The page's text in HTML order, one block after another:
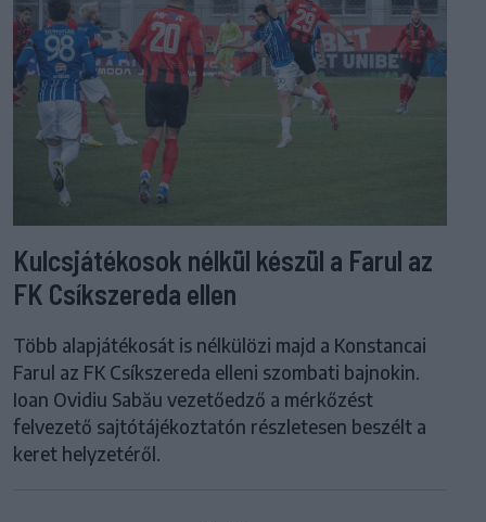
Kulcsjátékosok nélkül készül a Farul az
FK Csíkszereda ellen
Több alapjátékosát is nélkülözi majd a Konstancai
Farul az FK Csíkszereda elleni szombati bajnokin.
Ioan Ovidiu Sabău vezetőedző a mérkőzést
felvezető sajtótájékoztatón részletesen beszélt a
keret helyzetéről.